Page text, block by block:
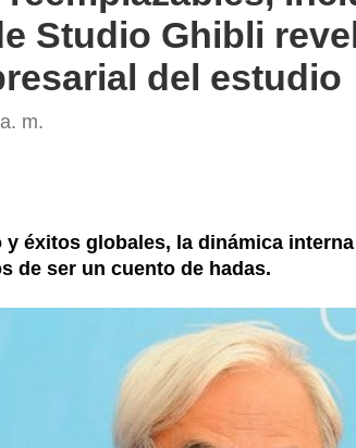
Studio Ghibli
del estudio
m.
y éxitos globales, la dinámica
de ser un cuento de hadas.